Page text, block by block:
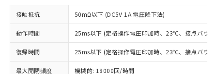
接触抵抗 50mΩ以下 (DC5V 1A 電圧降下法)
動作時間 25ms以下 (定格操作電圧印加時、23℃、接点バウン
復帰時間 25ms以下 (定格操作電圧印加時、23℃、接点バウン
最大開閉頻度
機械的: 18000回/時間
ご利用条件
以下の条件をお読みいただき、同意のうえ
本サービスは、当社制御機器事業取扱
商品です。
対応予定なし：EU RoHS指令（10物質）の
非含有に非対応の商品で、対応品を出す予
定はありません。
調査・確認中：EU RoHS指令（10物質）の
非含有の対応状況を調査中または確認中の
※1 中国RoHS○×表